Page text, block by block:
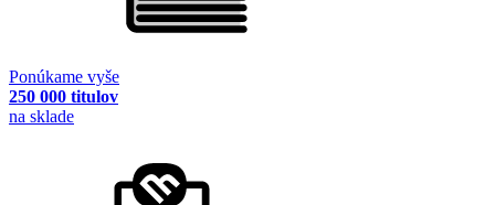
Ponúkame vyše
250 000 titulov
na sklade